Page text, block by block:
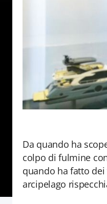
Da quando ha
colpo di fulmine
quando ha fatto
arcipelago